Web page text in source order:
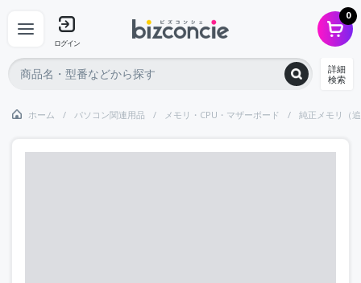
ログイン
0
詳細
検索
ホーム パソコン関連用品 メモリ・CPU・マザーボード 純正メモリ（